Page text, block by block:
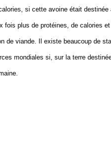
si cette avoine était destinée
fois plus de protéines, de calories
de viande. Il existe beaucoup de
mondiales si, sur la terre